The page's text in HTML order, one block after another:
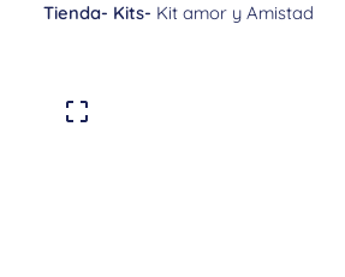
Tienda- Kits- Kit amor y Amistad